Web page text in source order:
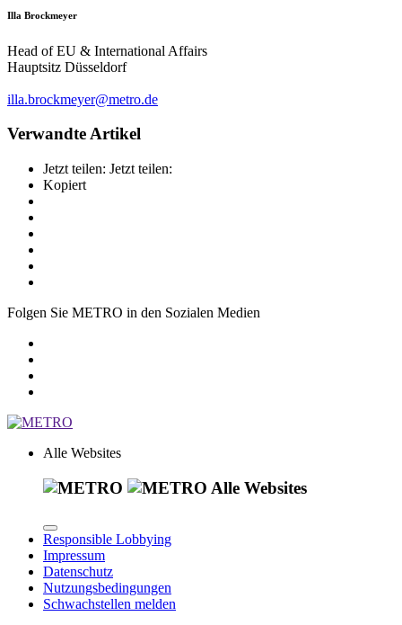
Illa Brockmeyer
Head of EU & International Affairs
Hauptsitz Düsseldorf
illa.brockmeyer@metro.de
Verwandte Artikel
Jetzt teilen: Jetzt teilen:
Kopiert
Folgen Sie METRO in den Sozialen Medien
Alle Websites
Alle Websites
Responsible Lobbying
Impressum
Datenschutz
Nutzungsbedingungen
Schwachstellen melden